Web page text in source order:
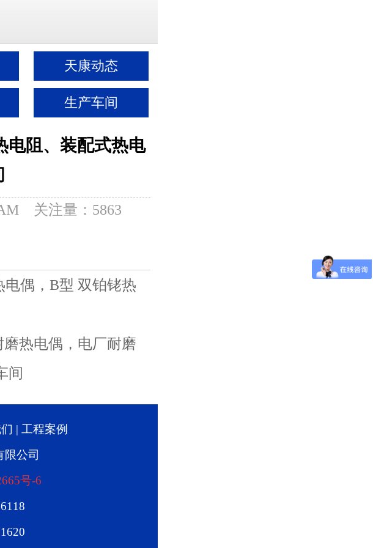
天康动态
生产车间
电阻、装配式热电
关注量：5863
电偶，B型 双铂铑热
热电偶，电厂耐磨
间
| 工程案例
限公司
号-6